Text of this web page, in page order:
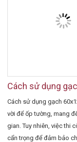
Cách sử dụng
Cách sử dụng gạch
vời để ốp tường, mang
gian. Tuy nhiên, việc thi
cẩn trọng để đảm bảo